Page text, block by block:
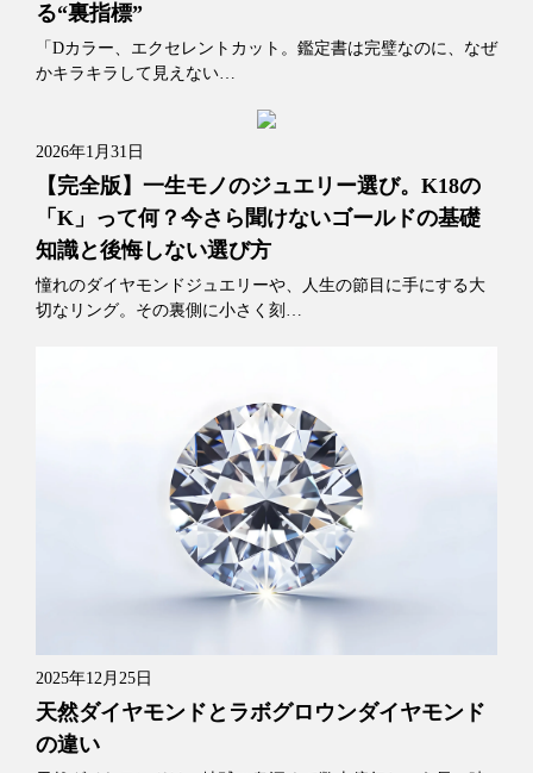
る“裏指標”
「Dカラー、エクセレントカット。鑑定書は完璧なのに、なぜ
かキラキラして見えない…
2026年1月31日
【完全版】一生モノのジュエリー選び。K18の
「K」って何？今さら聞けないゴールドの基礎
知識と後悔しない選び方
憧れのダイヤモンドジュエリーや、人生の節目に手にする大
切なリング。その裏側に小さく刻…
2025年12月25日
天然ダイヤモンドとラボグロウンダイヤモンド
の違い